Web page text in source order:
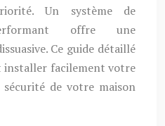
Un système de
offre une
Ce guide détaillé
installer facilement votre
de votre maison